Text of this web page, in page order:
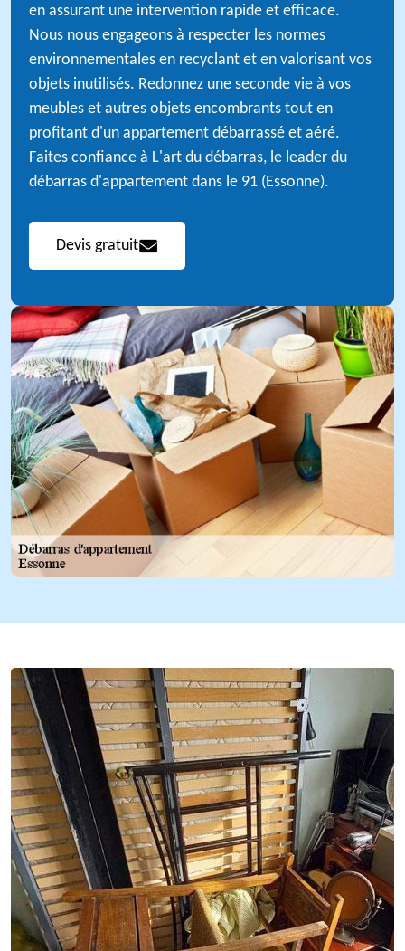
en assurant une intervention rapide et efficace.
Nous nous engageons à respecter les normes
environnementales en recyclant et en valorisant vos
objets inutilisés. Redonnez une seconde vie à vos
meubles et autres objets encombrants tout en
profitant d'un appartement débarrassé et aéré.
Faites confiance à L'art du débarras, le leader du
débarras d'appartement dans le 91 (Essonne).
Devis gratuit